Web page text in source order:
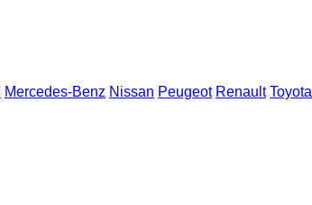
Mercedes-Benz Nissan Peugeot Renault Toyota